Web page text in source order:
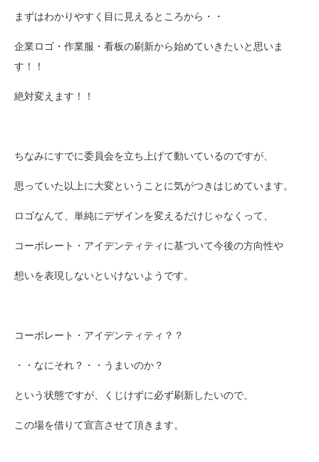
まずはわかりやすく目に見えるところから・・
企業ロゴ・作業服・看板の刷新から始めていきたいと思いま
す！！
絶対変えます！！
ちなみにすでに委員会を立ち上げて動いているのですが、
思っていた以上に大変ということに気がつきはじめています。
ロゴなんて、単純にデザインを変えるだけじゃなくって、
コーポレート・アイデンティティに基づいて今後の方向性や
想いを表現しないといけないようです。
コーポレート・アイデンティティ？？
・・なにそれ？・・うまいのか？
という状態ですが、くじけずに必ず刷新したいので、
この場を借りて宣言させて頂きます。